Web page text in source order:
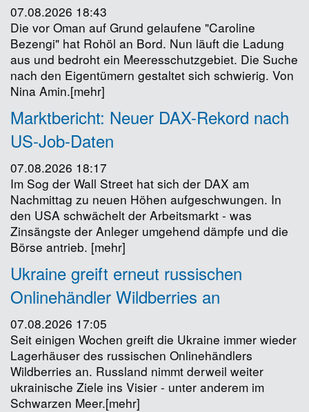
07.08.2026 18:43
Die vor Oman auf Grund gelaufene "Caroline
Bezengi" hat Rohöl an Bord. Nun läuft die Ladung
aus und bedroht ein Meeresschutzgebiet. Die Suche
nach den Eigentümern gestaltet sich schwierig. Von
Nina Amin.[mehr]
Marktbericht: Neuer DAX-Rekord nach
US-Job-Daten
07.08.2026 18:17
Im Sog der Wall Street hat sich der DAX am
Nachmittag zu neuen Höhen aufgeschwungen. In
den USA schwächelt der Arbeitsmarkt - was
Zinsängste der Anleger umgehend dämpfe und die
Börse antrieb. [mehr]
Ukraine greift erneut russischen
Onlinehändler Wildberries an
07.08.2026 17:05
Seit einigen Wochen greift die Ukraine immer wieder
Lagerhäuser des russischen Onlinehändlers
Wildberries an. Russland nimmt derweil weiter
ukrainische Ziele ins Visier - unter anderem im
Schwarzen Meer.[mehr]